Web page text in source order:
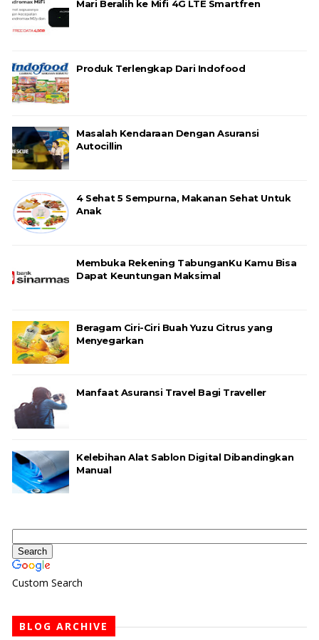
Mari Beralih ke Mifi 4G LTE Smartfren
Produk Terlengkap Dari Indofood
Masalah Kendaraan Dengan Asuransi
Autocillin
4 Sehat 5 Sempurna, Makanan Sehat Untuk
Anak
Membuka Rekening TabunganKu Kamu Bisa
Dapat Keuntungan Maksimal
Beragam Ciri-Ciri Buah Yuzu Citrus yang
Menyegarkan
Manfaat Asuransi Travel Bagi Traveller
Kelebihan Alat Sablon Digital Dibandingkan
Manual
Custom Search
BLOG ARCHIVE